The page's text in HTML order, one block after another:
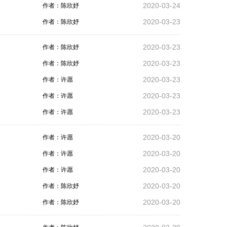
作者：陈欣妤 2020-03-24
作者：陈欣妤 2020-03-23
作者：陈欣妤 2020-03-23
作者：陈欣妤 2020-03-23
作者：许愿 2020-03-23
作者：许愿 2020-03-23
作者：许愿 2020-03-23
作者：许愿 2020-03-20
作者：许愿 2020-03-20
作者：许愿 2020-03-20
作者：陈欣妤 2020-03-20
作者：陈欣妤 2020-03-20